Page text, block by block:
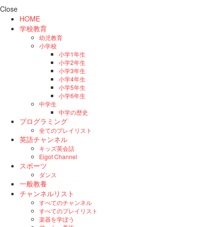
Close
HOME
学校教育
幼児教育
小学校
小学1年生
小学2年生
小学3年生
小学4年生
小学5年生
小学6年生
中学生
中学の歴史
プログラミング
全てのプレイリスト
英語チャンネル
キッズ英会話
Eigot Channel
スポーツ
ダンス
一般教養
チャンネルリスト
すべてのチャンネル
すべてのプレイリスト
楽器を学ぼう